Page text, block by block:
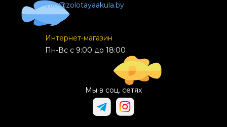
info@zolotayaakula.by
Интернет-магазин
Пн-Вс с 9:00 до 18:00
Мы в соц. сетях